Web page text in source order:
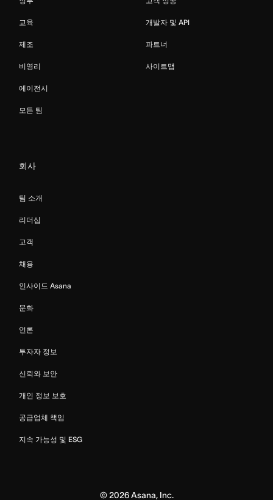
교육
제조
비영리
에이전시
모든 팀
개발자 및 API
파트너
사이트맵
회사
팀 소개
리더십
고객
채용
인사이드 Asana
문화
언론
투자자 정보
신뢰와 보안
개인 정보 보호
공급업체 책임
지속 가능성 및 ESG
©2026Asana, Inc.